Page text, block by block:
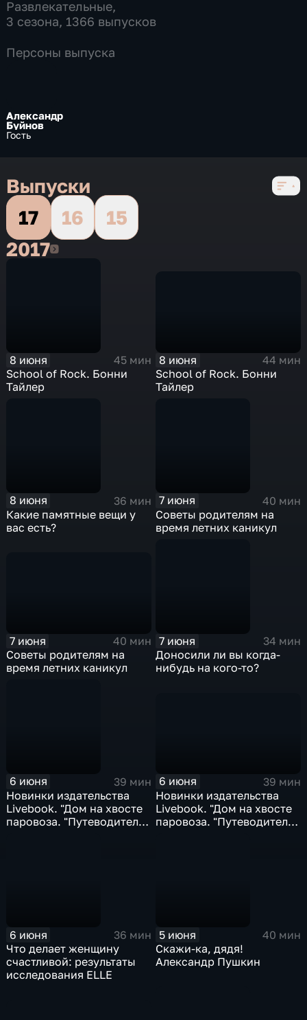
Развлекательные,
3 сезона, 1366 выпусков
Персоны выпуска
Александр
Буйнов
Гость
Выпуски
17
16
15
20172017
8 июня
45 мин
School of Rock. Бонни
Тайлер
8 июня
44 мин
School of Rock. Бонни
Тайлер
8 июня
36 мин
Какие памятные вещи у
вас есть?
7 июня
40 мин
Советы родителям на
время летних каникул
7 июня
40 мин
Советы родителям на
время летних каникул
7 июня
34 мин
Доносили ли вы когда-
нибудь на кого-то?
6 июня
39 мин
Новинки издательства
Livebook. "Дом на хвосте
паровоза. "Путеводитель
6 июня
39 мин
Новинки издательства
Livebook. "Дом на хвосте
паровоза. "Путеводитель
6 июня
36 мин
Что делает женщину
счастливой: результаты
исследования ELLE
5 июня
40 мин
Скажи-ка, дядя!
Александр Пушкин